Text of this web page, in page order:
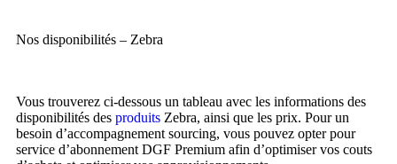
Zebra
Nos disponibilités – Zebra
Vous trouverez ci-dessous un tableau avec les informations des
disponibilités des produits Zebra, ainsi que les prix. Pour un
besoin d’accompagnement sourcing, vous pouvez opter pour
service d’abonnement DGF Premium afin d’optimiser vos couts